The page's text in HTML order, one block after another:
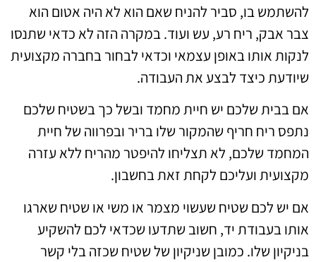
להשתמש בו, סביר להניח שאם הוא לא היה אטום הוא
צבר אבק, ריח רע, עש ועוד. במקרה הזה לא כדאי שתנסו
לנקות אותו באופן עצמאי וכדאי לבחור בחברה מקצועית
שיודעת כיצד לבצע את העבודה.
אם בבית שלכם יש חיית מחמד ובשל כך בשטיח שלכם
נתפס ריח חריף שהמקור שלו בריר ובפרווה של חיית
המחמד שלכם, לא תצליחו להיפטר מהריח ללא עזרה
מקצועית ועליכם לקחת זאת בחשבון.
אם יש לכם שטיח שעשוי מצמר או משי או שטיח שארגו
אותו בעבודת יד, חשוב שתדעו שכדאי לכם להשקיע
בניקיון שלו. כמובן שניקיון של שטיח שכזה בלי קשר